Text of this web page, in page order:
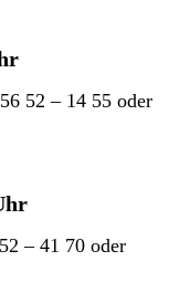
52 – 14 55 oder
– 41 70 oder